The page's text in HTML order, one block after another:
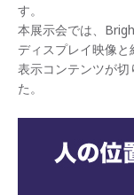
す。
本展示会では、
ディスプレイ映像と
表示コンテンツが
た。